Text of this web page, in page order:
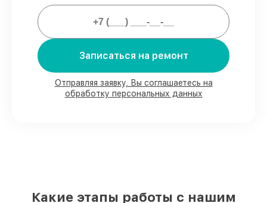
Гарантии сервиса на обслуживание
мониторов:
сервисов завершаем в присутствии
заказчика
90%деталей готовы к установке,
остальные доступны в кратчайшие сроки
заказчиками:
Записаться на ремонт
Отправляя заявку, Вы соглашаетесь на
обработку персональных данных
Какие этапы работы с нашим